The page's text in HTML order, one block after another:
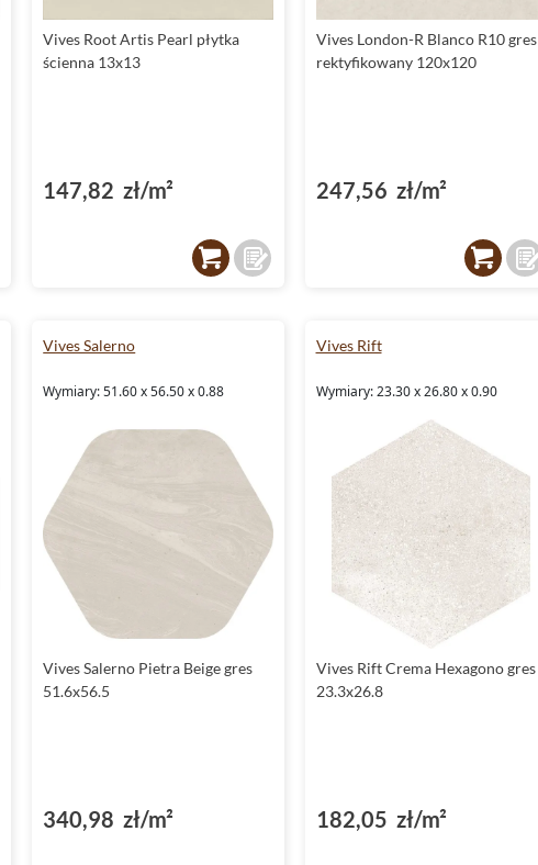
Vives Root Artis Pearl płytka
ścienna 13x13
147,82 zł/m²
Vives London-R Blanco R10 gres
rektyfikowany 120x120
247,56 zł/m²
Vives Salerno
Wymiary: 51.60 x 56.50 x 0.88
Vives Salerno Pietra Beige gres
51.6x56.5
340,98 zł/m²
Vives Rift
Wymiary: 23.30 x 26.80 x 0.90
Vives Rift Crema Hexagono gres
23.3x26.8
182,05 zł/m²